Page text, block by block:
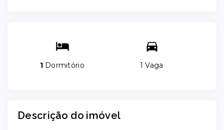
1 Dormitório 1 Vaga
Descrição do imóvel